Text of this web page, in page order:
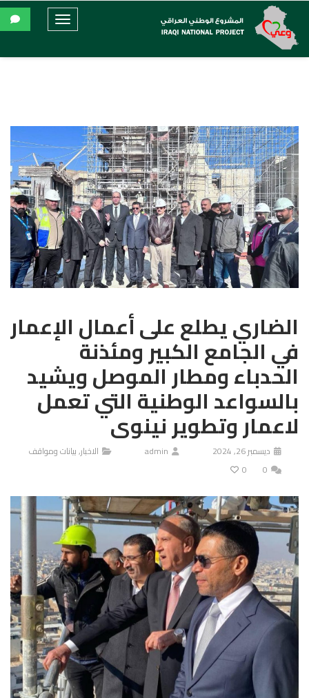
الضاري يطلع على أعمال الإعمار
في الجامع الكبير ومئذنة
الحدباء ومطار الموصل ويشيد
بالسواعد الوطنية التي تعمل
لاعمار وتطوير نينوى
ديسمبر 26, 2024 admin الاخبار,بيانات ومواقف
0
0